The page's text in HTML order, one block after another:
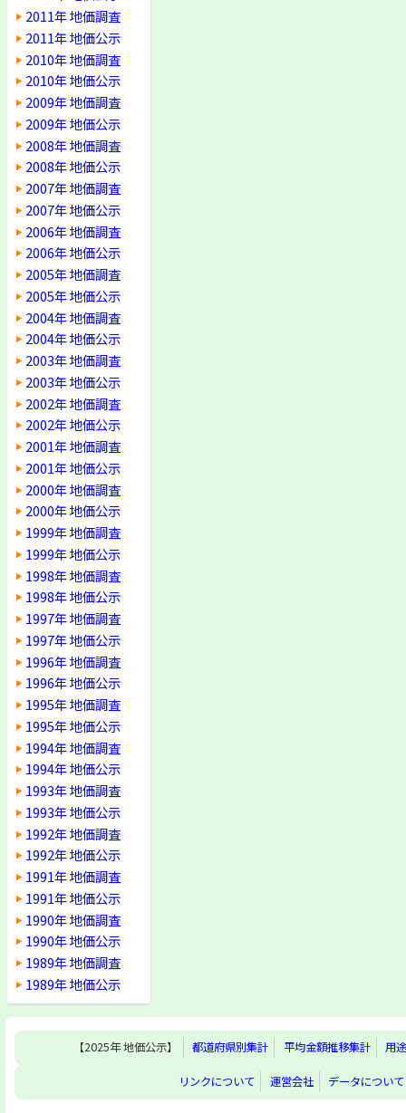
2011年 地価調査
2011年 地価公示
2010年 地価調査
2010年 地価公示
2009年 地価調査
2009年 地価公示
2008年 地価調査
2008年 地価公示
2007年 地価調査
2007年 地価公示
2006年 地価調査
2006年 地価公示
2005年 地価調査
2005年 地価公示
2004年 地価調査
2004年 地価公示
2003年 地価調査
2003年 地価公示
2002年 地価調査
2002年 地価公示
2001年 地価調査
2001年 地価公示
2000年 地価調査
2000年 地価公示
1999年 地価調査
1999年 地価公示
1998年 地価調査
1998年 地価公示
1997年 地価調査
1997年 地価公示
1996年 地価調査
1996年 地価公示
1995年 地価調査
1995年 地価公示
1994年 地価調査
1994年 地価公示
1993年 地価調査
1993年 地価公示
1992年 地価調査
1992年 地価公示
1991年 地価調査
1991年 地価公示
1990年 地価調査
1990年 地価公示
1989年 地価調査
1989年 地価公示
【2025年 地価公示】 都道府県別集計 平均金額推移集計 用
リンクについて 運営会社 データについて